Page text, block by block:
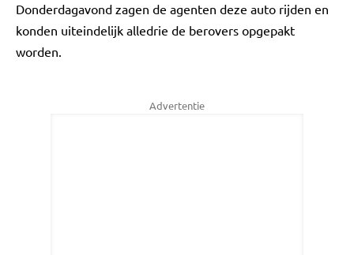
Donderdagavond zagen de agenten deze auto rijden en
konden uiteindelijk alledrie de berovers opgepakt
worden.
Advertentie